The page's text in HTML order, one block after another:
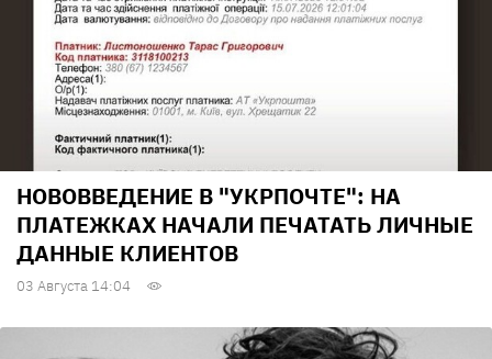
НОВОВВЕДЕНИЕ В "УКРПОЧТЕ": НА
ПЛАТЕЖКАХ НАЧАЛИ ПЕЧАТАТЬ ЛИЧНЫЕ
ДАННЫЕ КЛИЕНТОВ
03 Августа 14:04